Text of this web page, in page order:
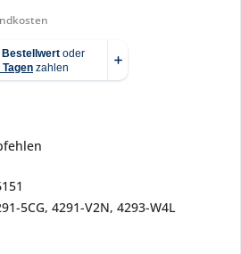
5CG, 4291-V2N, 4293-W4L